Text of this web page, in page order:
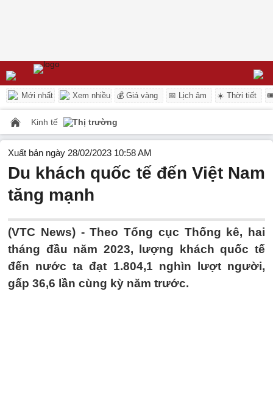
Mới nhất Xem nhiều 💰 Giá vàng 📅 Lịch âm ☀️ Thời tiết
Kinh tế Thị trường
Xuất bản ngày 28/02/2023 10:58 AM
Du khách quốc tế đến Việt Nam
tăng mạnh
(VTC News) -Theo Tổng cục Thống kê, hai
tháng đầu năm 2023, lượng khách quốc tế
đến nước ta đạt 1.804,1 nghìn lượt người,
gấp 36,6 lần cùng kỳ năm trước.